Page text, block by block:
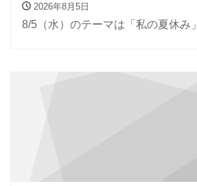
2026年8月5日
8/5（水）のテーマは「私の夏休み」